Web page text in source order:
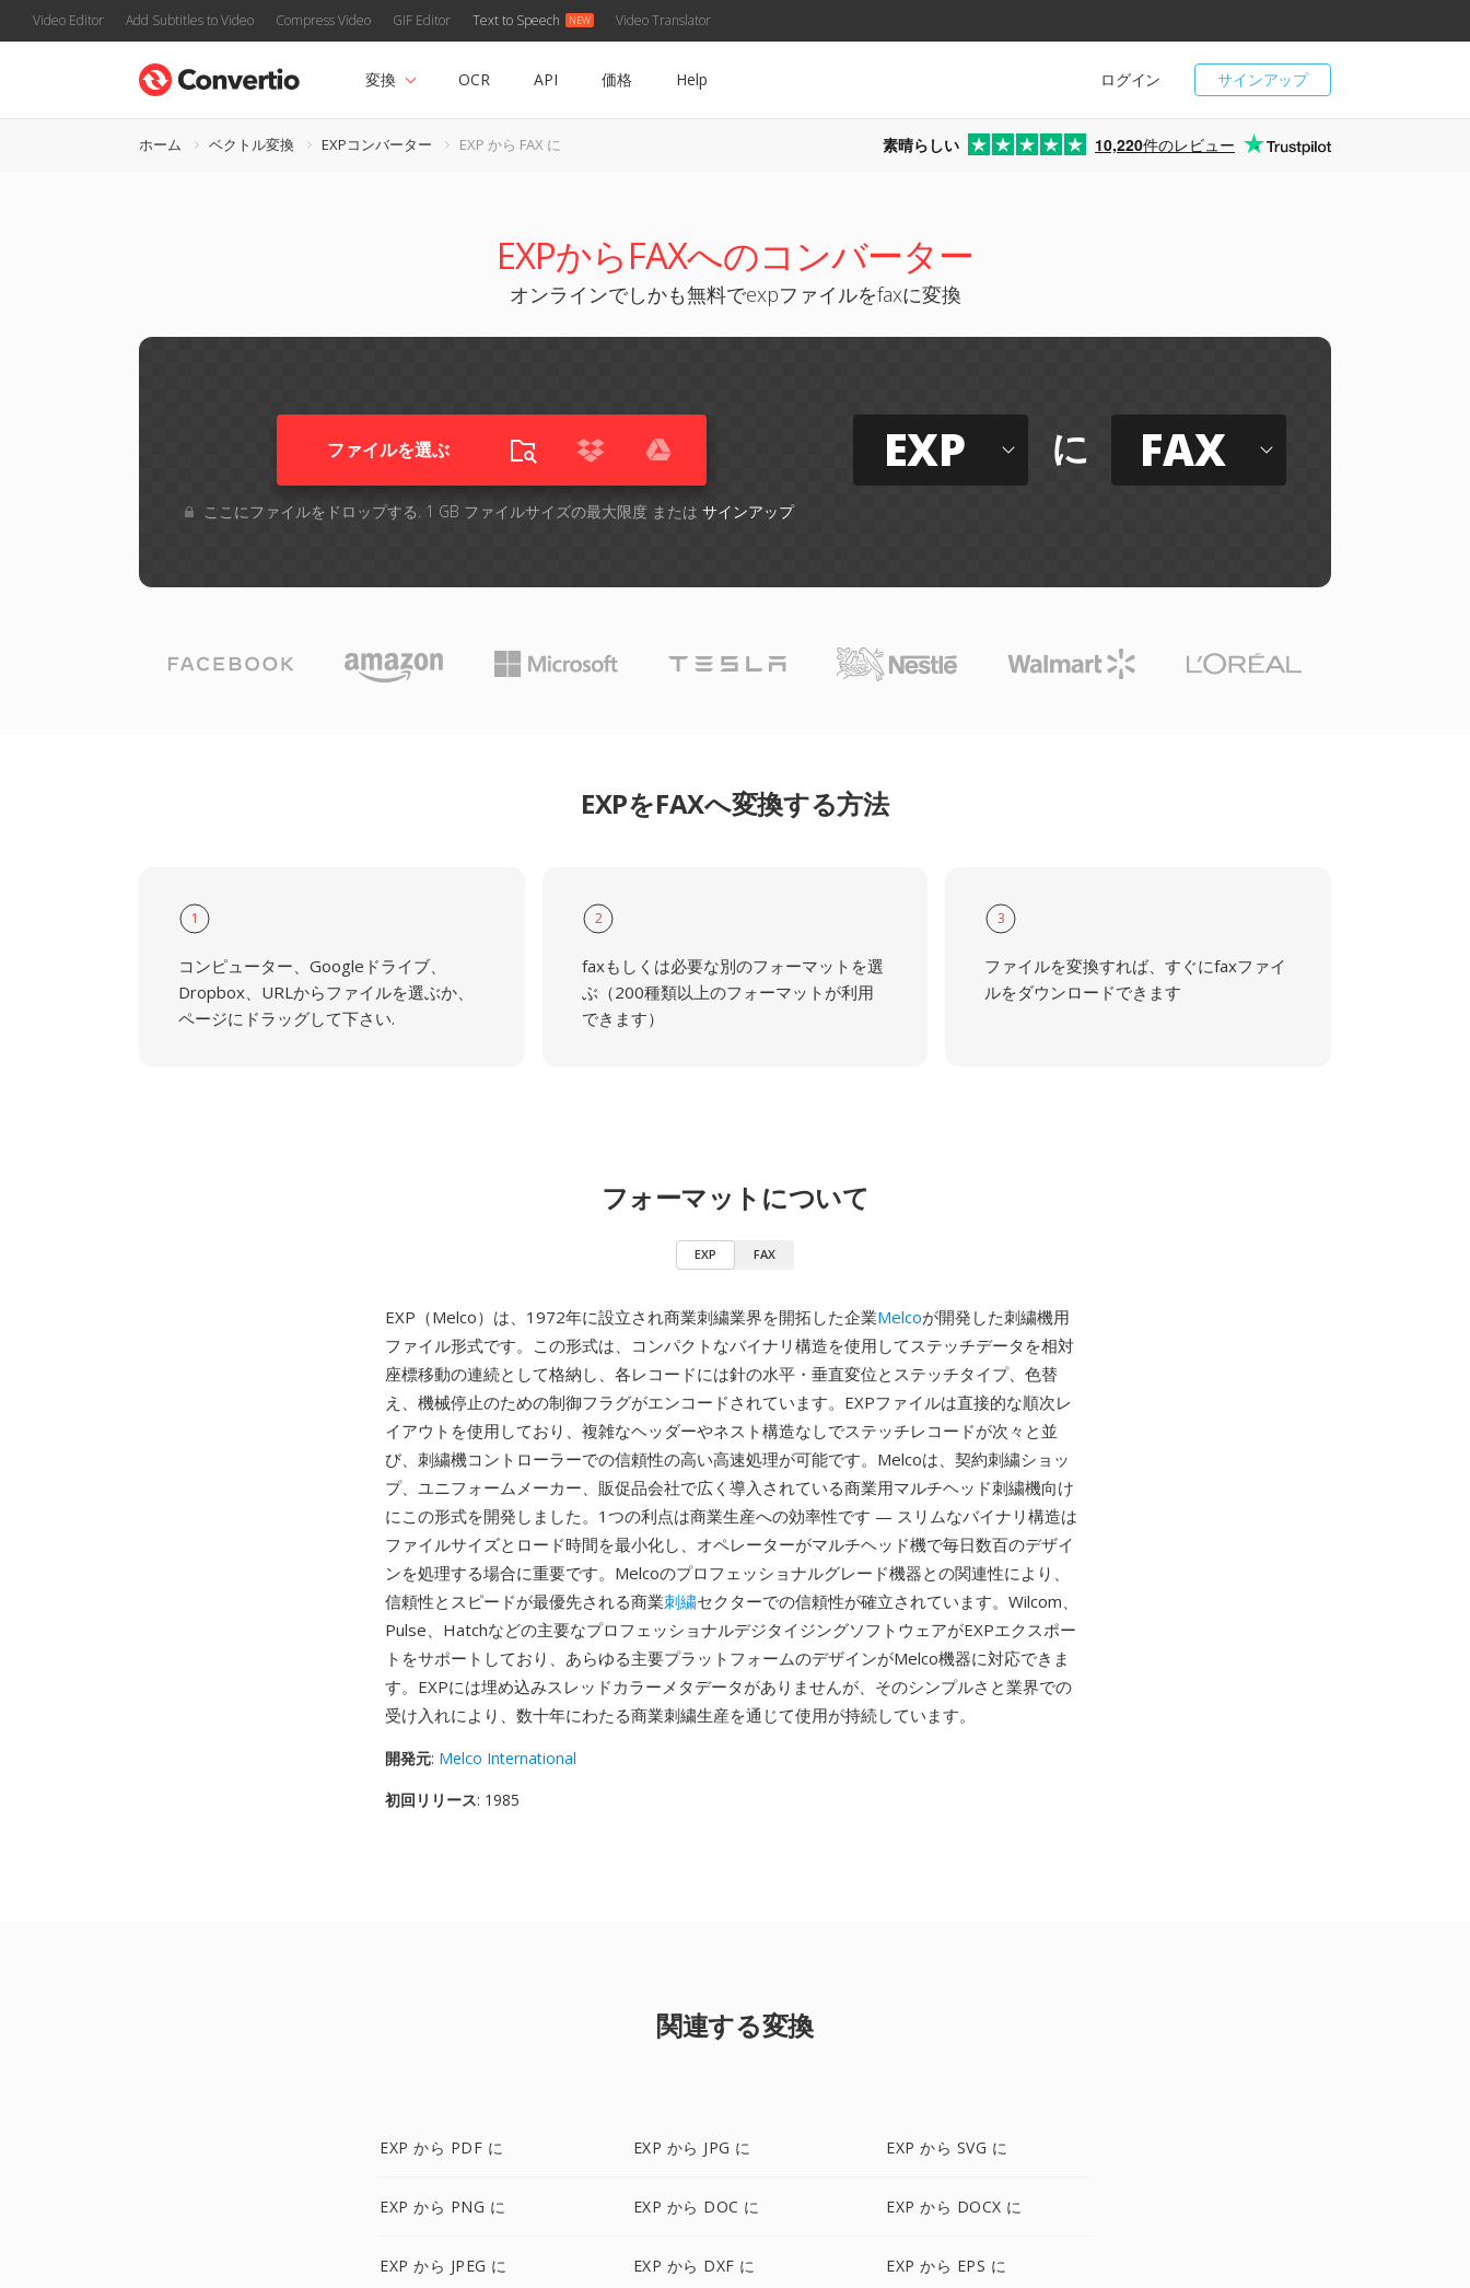
Video Editor Add Subtitles to Video Compress Video GIF Editor Text to Speech Video Translator
サインアップ
ログイン
変換 OCR API 価格 Help
ホーム ベクトル変換 EXPコンバーター EXP から FAX に 素晴らしい 10,220件のレビュー
EXPからFAXへのコンバーター
オンラインでしかも無料でexpファイルをfaxに変換
ファイルを選ぶ
ここにファイルをドロップする. 1 GB ファイルサイズの最大限度 または サインアップ
EXP に FAX
EXPをFAXへ変換する方法
1
コンピューター、Googleドライブ、
Dropbox、URLからファイルを選ぶか、
ページにドラッグして下さい.
2
faxもしくは必要な別のフォーマットを選
ぶ（200種類以上のフォーマットが利用
できます）
3
ファイルを変換すれば、すぐにfaxファイ
ルをダウンロードできます
フォーマットについて
EXP FAX
EXP（Melco）は、1972年に設立され商業刺繍業界を開拓した企業Melcoが開発した刺繍機用
ファイル形式です。この形式は、コンパクトなバイナリ構造を使用してステッチデータを相対
座標移動の連続として格納し、各レコードには針の水平・垂直変位とステッチタイプ、色替
え、機械停止のための制御フラグがエンコードされています。EXPファイルは直接的な順次レ
イアウトを使用しており、複雑なヘッダーやネスト構造なしでステッチレコードが次々と並
び、刺繍機コントローラーでの信頼性の高い高速処理が可能です。Melcoは、契約刺繍ショッ
プ、ユニフォームメーカー、販促品会社で広く導入されている商業用マルチヘッド刺繍機向け
にこの形式を開発しました。1つの利点は商業生産への効率性です — スリムなバイナリ構造は
ファイルサイズとロード時間を最小化し、オペレーターがマルチヘッド機で毎日数百のデザイ
ンを処理する場合に重要です。Melcoのプロフェッショナルグレード機器との関連性により、
信頼性とスピードが最優先される商業刺繍セクターでの信頼性が確立されています。Wilcom、
Pulse、Hatchなどの主要なプロフェッショナルデジタイジングソフトウェアがEXPエクスポー
トをサポートしており、あらゆる主要プラットフォームのデザインがMelco機器に対応できま
す。EXPには埋め込みスレッドカラーメタデータがありませんが、そのシンプルさと業界での
受け入れにより、数十年にわたる商業刺繍生産を通じて使用が持続しています。
開発元: Melco International
初回リリース: 1985
関連する変換
EXP から PDF に EXP から JPG に EXP から SVG に
EXP から PNG に EXP から DOC に EXP から DOCX に
EXP から JPEG に EXP から DXF に EXP から EPS に